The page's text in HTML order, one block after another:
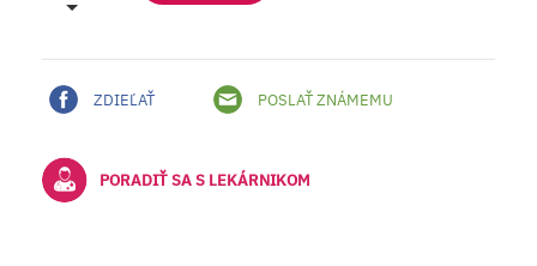
ZDIEĽAŤ POSLAŤ ZNÁMEMU
PORADIŤ SA S LEKÁRNIKOM